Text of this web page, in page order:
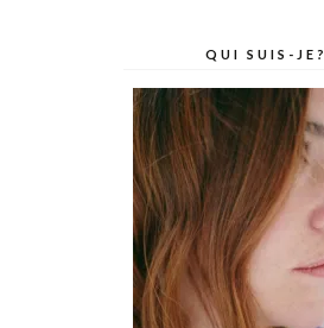
QUI SUIS-JE?